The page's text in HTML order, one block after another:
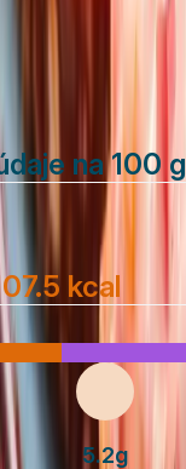
na 100 g
kcal
5.2g